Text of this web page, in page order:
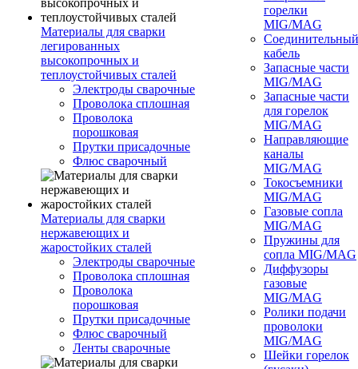
Материалы для сварки
легированных
высокопрочных и
теплоустойчивых сталей
Электроды сварочные
Проволока сплошная
Проволока
порошковая
Прутки присадочные
Флюс сварочный
Материалы для сварки
нержавеющих и
жаростойких сталей
Электроды сварочные
Проволока сплошная
Проволока
порошковая
Прутки присадочные
Флюс сварочный
Ленты сварочные
горелки
MIG/MAG
Соединительный
кабель
Запасные части
MIG/MAG
Запасные части
для горелок
MIG/MAG
Направляющие
каналы
MIG/MAG
Токосъемники
MIG/MAG
Газовые сопла
MIG/MAG
Пружины для
сопла MIG/MAG
Диффузоры
газовые
MIG/MAG
Ролики подачи
проволоки
MIG/MAG
Шейки горелок